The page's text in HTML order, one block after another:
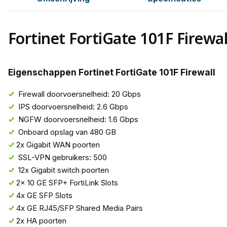
Fortinet FortiGate 101F
Eigenschappen Fortinet FortiGate 101F Firewall
Firewall doorvoersnelheid: 20 Gbps
IPS doorvoersnelheid: 2.6 Gbps
NGFW doorvoersnelheid: 1.6 Gbps
Onboard opslag van 480 GB
2x Gigabit WAN poorten
SSL-VPN gebruikers: 500
12x Gigabit switch poorten
2x 10 GE SFP+ FortiLink Slots
4x GE SFP Slots
4x GE RJ45/SFP Shared Media Pairs
2x HA poorten